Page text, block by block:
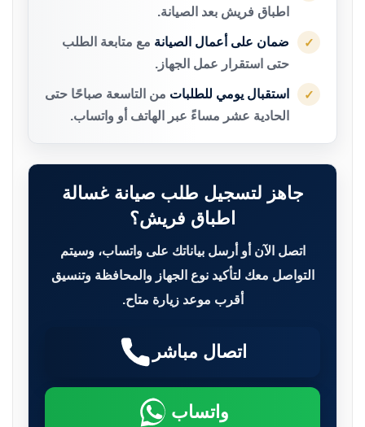
اطباق فريش بعد الصيانة.
✓ ضمان على أعمال الصيانة مع متابعة الطلب
حتى استقرار عمل الجهاز.
✓ استقبال يومي للطلبات من التاسعة صباحًا حتى
الحادية عشر مساءً عبر الهاتف أو واتساب.
جاهز لتسجيل طلب صيانة غسالة
اطباق فريش؟
اتصل الآن أو أرسل بياناتك على واتساب، وسيتم
التواصل معك لتأكيد نوع الجهاز والمحافظة وتنسيق
أقرب موعد زيارة متاح.
اتصال مباشر
واتساب